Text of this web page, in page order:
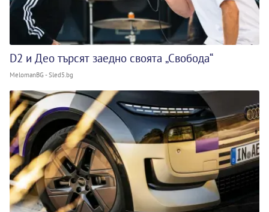
D2 и Део търсят заедно своята „Свобода“
MelomanBG - Sled5.bg